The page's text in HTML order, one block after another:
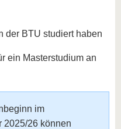
der BTU studiert haben
ein Masterstudium an
im
2025/26 können